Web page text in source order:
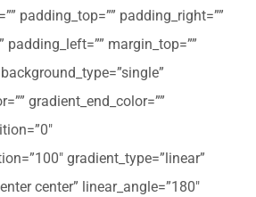
padding_top=”” padding_right=””
padding_left=”” margin_top=””
gradient_end_color=””
gradient_type=”linear”
center” linear_angle=”180″